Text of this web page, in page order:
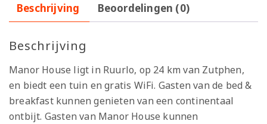
Beschrijving Beoordelingen (0)
Beschrijving
Manor House ligt in Ruurlo, op 24 km van Zutphen,
en biedt een tuin en gratis WiFi. Gasten van de bed &
breakfast kunnen genieten van een continentaal
ontbijt. Gasten van Manor House kunnen